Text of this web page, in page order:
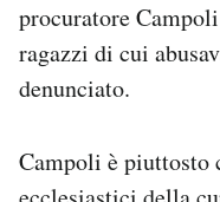
procuratore
ragazzi di cui
denunciato.
Campoli è piuttosto